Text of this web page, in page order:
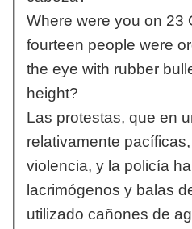
Where were you on 23
fourteen people were
the eye with rubber
height?
Las protestas, que en
relativamente
violencia, y la policía
lacrimógenos y balas
utilizado cañones de